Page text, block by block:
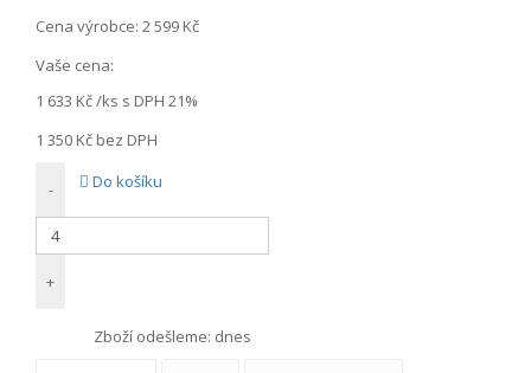
Cena výrobce: 2 599 Kč
Vaše cena:
1 633 Kč/ks s DPH 21%
1 350 Kč bez DPH
-
+
Do košíku
Zboží odešleme: dnes